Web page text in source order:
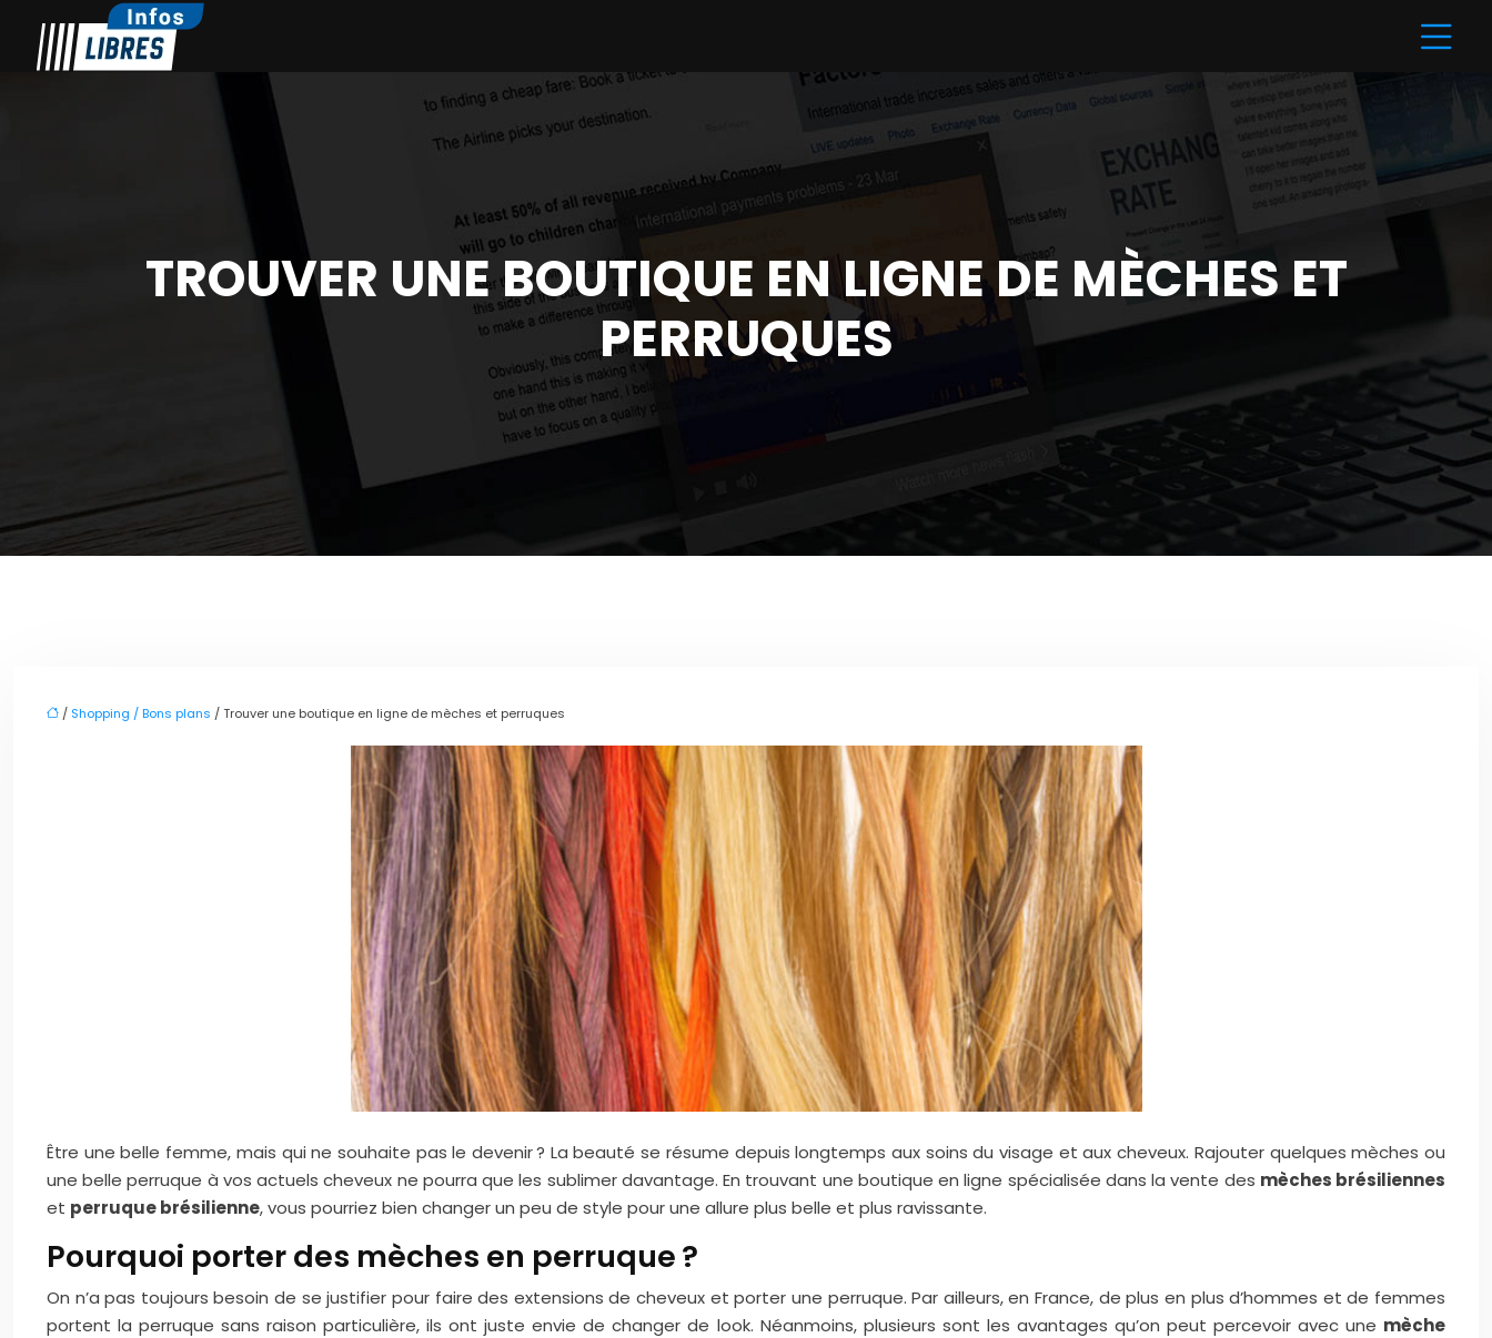
TROUVER UNE BOUTIQUE EN LIGNE DE MÈCHES ET
PERRUQUES
/ Shopping / Bons plans / Trouver une boutique en ligne de mèches et perruques
Être une belle femme, mais qui ne souhaite pas le devenir ? La beauté se résume depuis longtemps aux soins du visage et aux cheveux. Rajouter quelques mèches ou
une belle perruque à vos actuels cheveux ne pourra que les sublimer davantage. En trouvant une boutique en ligne spécialisée dans la vente des mèches brésiliennes
et perruque brésilienne, vous pourriez bien changer un peu de style pour une allure plus belle et plus ravissante.
Pourquoi porter des mèches en perruque ?
On n’a pas toujours besoin de se justifier pour faire des extensions de cheveux et porter une perruque. Par ailleurs, en France, de plus en plus d’hommes et de femmes
portent la perruque sans raison particulière, ils ont juste envie de changer de look. Néanmoins, plusieurs sont les avantages qu’on peut percevoir avec une mèche